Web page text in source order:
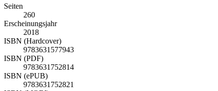
Seiten
260
Erscheinungsjahr
2018
ISBN (Hardcover)
9783631577943
ISBN (PDF)
9783631752814
ISBN (ePUB)
9783631752821